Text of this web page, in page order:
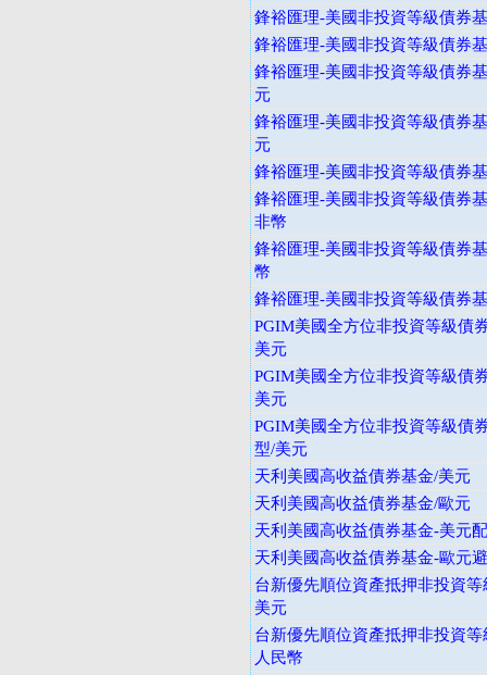
鋒裕匯理-美國非投資等級債券
鋒裕匯理-美國非投資等級債券
鋒裕匯理-美國非投資等級債券
元
鋒裕匯理-美國非投資等級債券
元
鋒裕匯理-美國非投資等級債券
鋒裕匯理-美國非投資等級債券
非幣
鋒裕匯理-美國非投資等級債券
幣
鋒裕匯理-美國非投資等級債券
PGIM美國全方位非投資等級債
美元
PGIM美國全方位非投資等級債
美元
PGIM美國全方位非投資等級債
型/美元
天利美國高收益債券基金/美元
天利美國高收益債券基金/歐元
天利美國高收益債券基金-美元
天利美國高收益債券基金-歐元
台新優先順位資產抵押非投資
美元
台新優先順位資產抵押非投資
人民幣